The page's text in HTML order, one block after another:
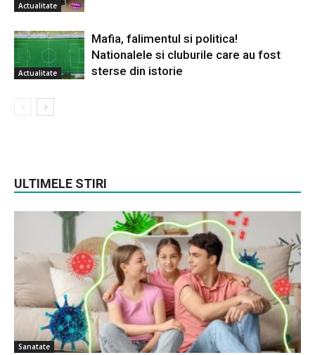
Actualitate
Actualitate
Mafia, falimentul si politica!
Nationalele si cluburile care au fost
sterse din istorie
ULTIMELE STIRI
Sanatate